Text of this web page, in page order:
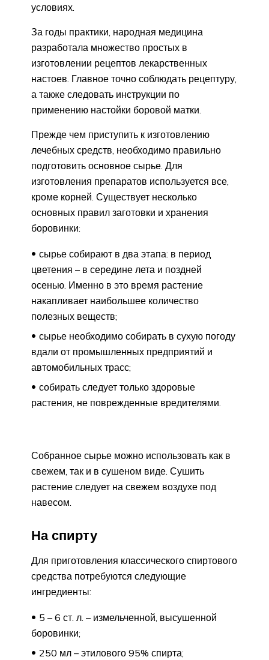
условиях.
За годы практики, народная медицина
разработала множество простых в
изготовлении рецептов лекарственных
настоев. Главное точно соблюдать рецептуру,
а также следовать инструкции по
применению настойки боровой матки.
Прежде чем приступить к изготовлению
лечебных средств, необходимо правильно
подготовить основное сырье. Для
изготовления препаратов используется все,
кроме корней. Существует несколько
основных правил заготовки и хранения
боровинки:
сырье собирают в два этапа: в период
цветения – в середине лета и поздней
осенью. Именно в это время растение
накапливает наибольшее количество
полезных веществ;
сырье необходимо собирать в сухую погоду
вдали от промышленных предприятий и
автомобильных трасс;
собирать следует только здоровые
растения, не поврежденные вредителями.
Собранное сырье можно использовать как в
свежем, так и в сушеном виде. Сушить
растение следует на свежем воздухе под
навесом.
На спирту
Для приготовления классического спиртового
средства потребуются следующие
ингредиенты:
5 – 6 ст. л. – измельченной, высушенной
боровинки;
250 мл – этилового 95% спирта;